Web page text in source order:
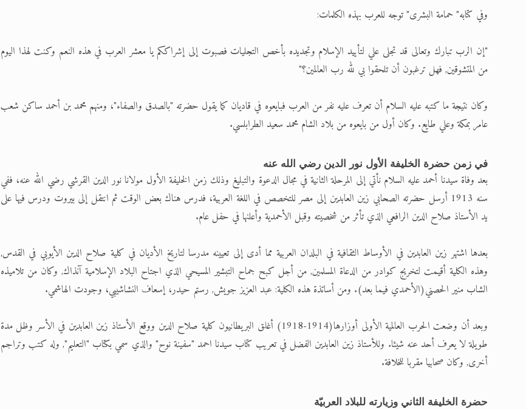
وفي كتابه" حمامة البشرى" توجه للعرب بهذه الكلمات:
"إن الرب تبارك وتعالى قد تجلى علي لتأييد الإسلام وتجديده بأخص التجليات فصبوت إلى إشراككم يا معشر العرب في هذه النعم وكنت لهذا اليوم
من المتشوقين, فهل ترغبون أن تلحقوا بي لله رب العالمين؟"
وكان نتيجة ما كتبه عليه السلام أن تعرف عليه نفر من العرب فبايعوه في قاديان كما يقول حضرته "بالصدق والصفاء"، ومنهم محمد بن أحمد ساكن شعب
عامر بمكة وعلي طايع. وكان أول من بايعوه من بلاد الشام محمد سعيد الطرابلسي.
في زمن حضرة الخليفة الأول نور الدين رضي الله عنه
بعد وفاة سيدنا أحمد عليه السلام نأتي إلى المرحلة الثانية في مجال الدعوة والتبليغ وذلك زمن الخليفة الأول مولانا نور الدين القرشي رضي الله عنه، ففي
سنه 1913 أرسل حضرته الصحابي زين العابدين إلى مصر للتخصص في اللغة العربية، فدرس هناك بعض الوقت ثم انتقل إلى بيروت ودرس فيها على
يد الأستاذ صلاح الدين الرافعي الذي تأثر من شخصيته وقبل الأحمدية وأعلنها في حفل عام.
بعدها اشتهر زين العابدين في الأوساط الثقافية في البلدان العربية مما أدى إلى تعيينه مدرسا لتاريخ الأديان في كلية صلاح الدين الأيوبي في القدس,
وهذه الكلية أقيمت لتخريج كوادر من الدعاة المسلمين, من أجل كبح جماح التبشير المسيحي الذي اجتاح البلاد الإسلامية آنذاك, وكان من تلاميذه
الشاب منير الحصني(الأحمدي فيما بعد). ومن أساتذة هذه الكلية: عبد العزيز جويش, رستم حيدر، إسعاف النشاشيبي، وجودت الهاشمي.
وبعد أن وضعت الحرب العالمية الأولى أوزارها(1914-1918) أغلق البريطانيون كلية صلاح الدين ووقع الأستاذ زين العابدين في الأسر وظل مدة
طويلة لا يعرف أحد عنه شيئا. وللأستاذ زين العابدين الفضل في تعريب كتاب سيدنا احمد "سفينة نوح" والذي سمي بكتاب "التعليم", وله كتب وتراجم
أخرى, وكان صحابيا مقربا للخلافة.
حضرة الخليفة الثاني وزيارته للبلاد العربيّة